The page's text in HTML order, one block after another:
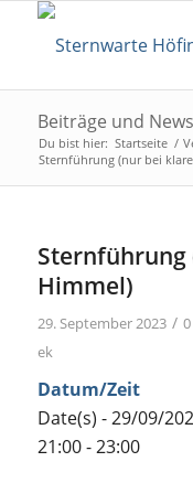
Beiträge und News
Du bist hier: Startseite /
Sternführung (nur bei
Himmel)
29. September 2023 /
ek
Datum/Zeit
Date(s) - 29/09/
21:00 - 23:00